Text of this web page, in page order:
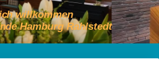
willkommen
Hamburg Rahlstedt